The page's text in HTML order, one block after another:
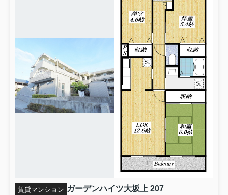
賃貸マンション ガーデンハイツ大坂上 207